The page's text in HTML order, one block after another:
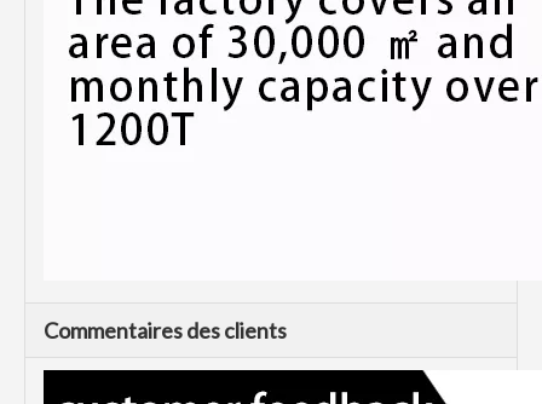
Commentaires des clients